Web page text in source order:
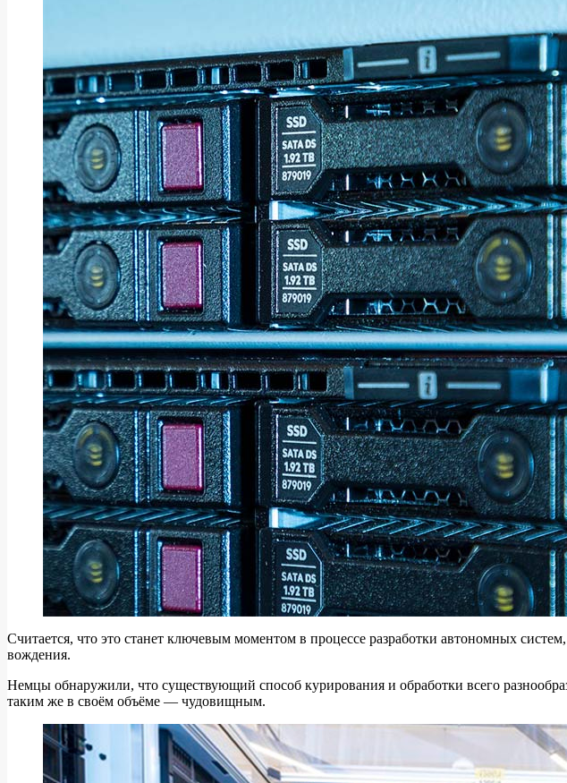
объём
Считается, что это станет ключевым моментом в процессе разработки автономных
вождения.
Немцы обнаружили, что существующий способ курирования и обработки всего
таким же в своём объёме — чудовищным.